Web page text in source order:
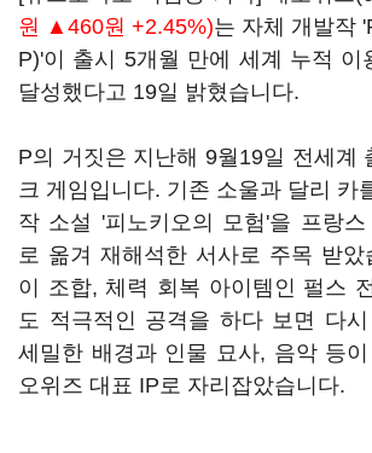
원 ▲460원 +2.45%)는 자체 개발작
P)'이 출시 5개월 만에 세계 누적 이
달성했다고 19일 밝혔습니다.
P의 거짓은 지난해 9월19일 전세계
크 게임입니다. 기존 소울과 달리 카
작 소설 '피노키오의 모험'을 프랑
로 옮겨 재해석한 서사로 주목 받았
이 조합, 체력 회복 아이템인 펄스
도 적극적인 공격을 하다 보면 다
세밀한 배경과 인물 묘사, 음악 등이
오위즈 대표 IP로 자리잡았습니다.